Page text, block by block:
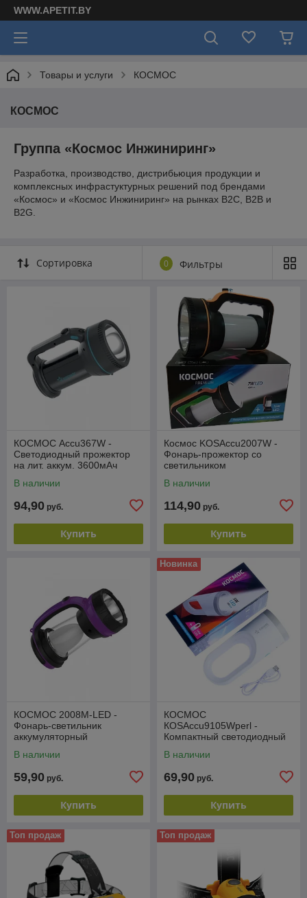
WWW.APETIT.BY
Товары и услуги КОСМОС
КОСМОС
Группа «Космос Инжиниринг»
Разработка, производство, дистрибьюция продукции и
комплексных инфрастуктурных решений под брендами
«Космос» и «Космос Инжиниринг» на рынках B2C, B2B и
B2G.
Сортировка 0 Фильтры
КОСМОС Accu367W -
Светодиодный прожектор
на лит. аккум. 3600мАч
В наличии
94,90 руб.
Купить
Космос KOSAccu2007W -
Фонарь-прожектор со
светильником
LED+30*0.5Вт, Li-On
В наличии
114,90 руб.
Купить
КОСМОС 2008М-LED -
Фонарь-светильник
аккумуляторный
2*4V0.9AH)
В наличии
59,90 руб.
Купить
Новинка
КОСМОС
КОSAccu9105Wperl -
Компактный светодиодный
яркости и встроенным
В наличии
69,90 руб.
Купить
Топ продаж Топ продаж